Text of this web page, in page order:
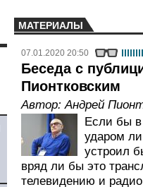
МАТЕРИАЛЫ
07.01.2020 20:50
Беседа с
Пионтковским
Автор:Андрей
Если бы в
ударом
устроил
вряд ли бы это
телевидению и